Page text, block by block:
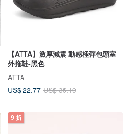
【ATTA】激厚減震 動感極彈包頭室
外拖鞋-黑色
ATTA
US$ 22.77 US$ 35.19
9 折